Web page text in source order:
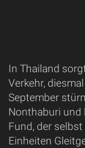
In Thailand
Verkehr,
September
Nonthaburi und
Fund, der
Einheiten